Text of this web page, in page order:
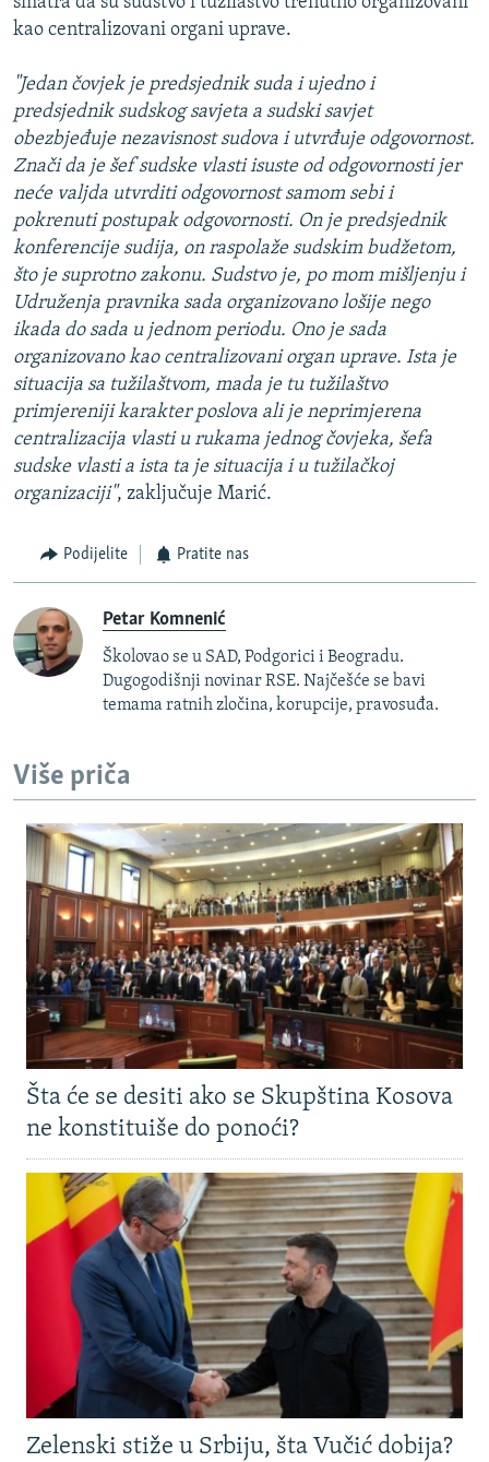
kao centralizovani organi uprave.
"Jedan čovjek je predsjednik suda i ujedno i
predsjednik sudskog savjeta a sudski savjet
obezbjeđuje nezavisnost sudova i utvrđuje odgovornost.
Znači da je šef sudske vlasti isuste od odgovornosti jer
neće valjda utvrditi odgovornost samom sebi i
pokrenuti postupak odgovornosti. On je predsjednik
konferencije sudija, on raspolaže sudskim budžetom,
što je suprotno zakonu. Sudstvo je, po mom mišljenju i
Udruženja pravnika sada organizovano lošije nego
ikada do sada u jednom periodu. Ono je sada
organizovano kao centralizovani organ uprave. Ista je
situacija sa tužilaštvom, mada je tu tužilaštvo
primjereniji karakter poslova ali je neprimjerena
centralizacija vlasti u rukama jednog čovjeka, šefa
sudske vlasti a ista ta je situacija i u tužilačkoj
organizaciji", zaključuje Marić.
Podijelite Pratite nas
Petar Komnenić
Školovao se u SAD, Podgorici i Beogradu.
Dugogodišnji novinar RSE. Najčešće se bavi
temama ratnih zločina, korupcije, pravosuđa.
Više priča
Šta će se desiti ako se Skupština Kosova
ne konstituiše do ponoći?
Zelenski stiže u Srbiju, šta Vučić dobija?